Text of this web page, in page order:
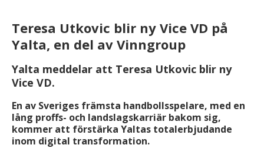
Teresa Utkovic blir ny Vice VD på
Yalta, en del av Vinngroup
Yalta meddelar att Teresa Utkovic blir ny
Vice VD.
En av Sveriges främsta handbollsspelare, med en
lång proffs- och landslagskarriär bakom sig,
kommer att förstärka Yaltas totalerbjudande
inom digital transformation.